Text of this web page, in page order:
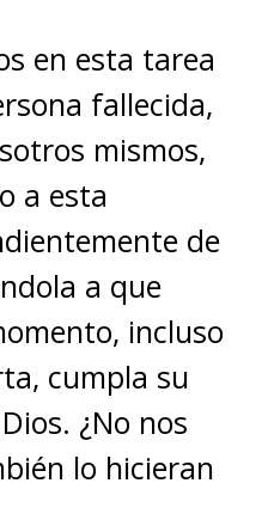
en esta tarea
fallecida,
mismos,
a esta
de
a que
incluso
cumpla su
¿No nos
lo hicieran